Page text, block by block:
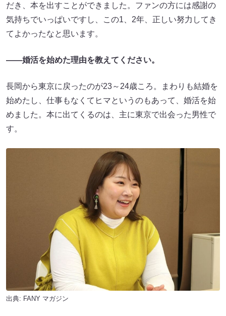
だき、本を出すことができました。ファンの方には感謝の
気持ちでいっぱいですし、この1、2年、正しい努力してき
てよかったなと思います。
――婚活を始めた理由を教えてください。
長岡から東京に戻ったのが23～24歳ころ。まわりも結婚を
始めたし、仕事もなくてヒマというのもあって、婚活を始
めました。本に出てくるのは、主に東京で出会った男性で
す。
出典: FANY マガジン